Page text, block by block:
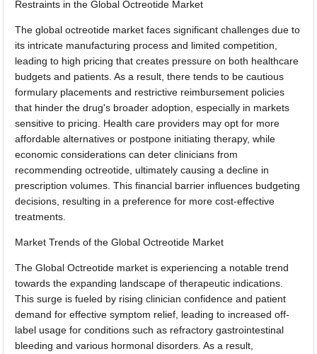
Restraints in the Global Octreotide Market
The global octreotide market faces significant challenges due to
its intricate manufacturing process and limited competition,
leading to high pricing that creates pressure on both healthcare
budgets and patients. As a result, there tends to be cautious
formulary placements and restrictive reimbursement policies
that hinder the drug's broader adoption, especially in markets
sensitive to pricing. Health care providers may opt for more
affordable alternatives or postpone initiating therapy, while
economic considerations can deter clinicians from
recommending octreotide, ultimately causing a decline in
prescription volumes. This financial barrier influences budgeting
decisions, resulting in a preference for more cost-effective
treatments.
Market Trends of the Global Octreotide Market
The Global Octreotide market is experiencing a notable trend
towards the expanding landscape of therapeutic indications.
This surge is fueled by rising clinician confidence and patient
demand for effective symptom relief, leading to increased off-
label usage for conditions such as refractory gastrointestinal
bleeding and various hormonal disorders. As a result,